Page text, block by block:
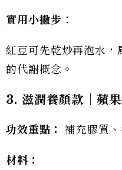
實用小撇步 ：
紅豆可先乾炒再泡水，
的代謝概念。
3. 滋潤養顏款｜蘋
功效重點： 補充膠質
材料：